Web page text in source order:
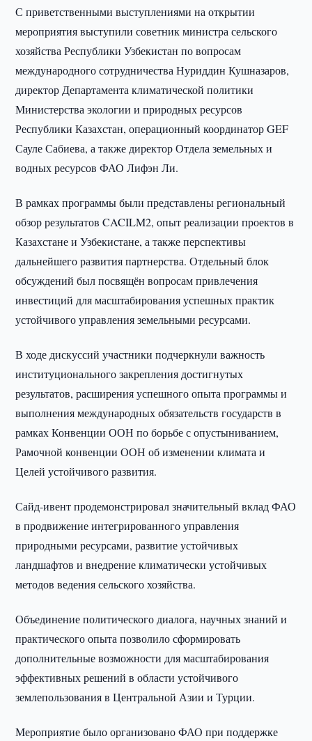
С приветственными выступлениями на открытии
мероприятия выступили советник министра сельского
хозяйства Республики Узбекистан по вопросам
международного сотрудничества Нуриддин Кушназаров,
директор Департамента климатической политики
Министерства экологии и природных ресурсов
Республики Казахстан, операционный координатор GEF
Сауле Сабиева, а также директор Отдела земельных и
водных ресурсов ФАО Лифэн Ли.
В рамках программы были представлены региональный
обзор результатов CACILM2, опыт реализации проектов в
Казахстане и Узбекистане, а также перспективы
дальнейшего развития партнерства. Отдельный блок
обсуждений был посвящён вопросам привлечения
инвестиций для масштабирования успешных практик
устойчивого управления земельными ресурсами.
В ходе дискуссий участники подчеркнули важность
институционального закрепления достигнутых
результатов, расширения успешного опыта программы и
выполнения международных обязательств государств в
рамках Конвенции ООН по борьбе с опустыниванием,
Рамочной конвенции ООН об изменении климата и
Целей устойчивого развития.
Сайд-ивент продемонстрировал значительный вклад ФАО
в продвижение интегрированного управления
природными ресурсами, развитие устойчивых
ландшафтов и внедрение климатически устойчивых
методов ведения сельского хозяйства.
Объединение политического диалога, научных знаний и
практического опыта позволило сформировать
дополнительные возможности для масштабирования
эффективных решений в области устойчивого
землепользования в Центральной Азии и Турции.
Мероприятие было организовано ФАО при поддержке